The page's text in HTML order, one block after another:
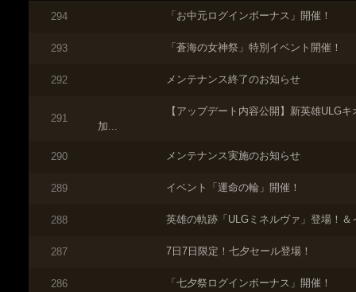
294 「お中元ログインボーナス」開催！
293 「蒼海の女神祭」特別イベント開催！
292 メンテナンス終了のお知らせ
291
【アップデート内容公開】新英雄ULG
加...
290 メンテナンス実施のお知らせ
289 イベント「運命の輪」開催！
288 英雄の軌跡「ULGミネルヴァ」登場！＆
287 7日7日限定！七夕セール登場！
286 「七夕祭ログインボーナス」開催！